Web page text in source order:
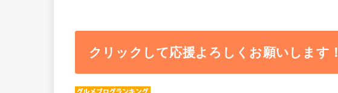
クリックして応援よろしくお願いします！